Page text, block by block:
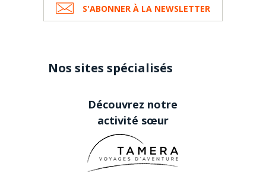
S'ABONNER À LA NEWSLETTER
Nos sites spécialisés
Découvrez notre
activité sœur